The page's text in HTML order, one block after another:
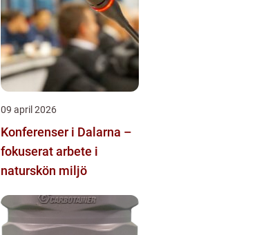
09 april 2026
Konferenser i Dalarna –
fokuserat arbete i
naturskön miljö